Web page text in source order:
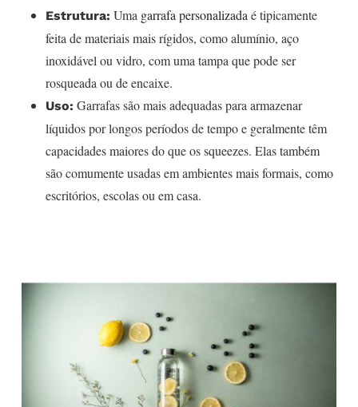
Estrutura: Uma garrafa personalizada é tipicamente
feita de materiais mais rígidos, como alumínio, aço
inoxidável ou vidro, com uma tampa que pode ser
rosqueada ou de encaixe.
Uso: Garrafas são mais adequadas para armazenar
líquidos por longos períodos de tempo e geralmente têm
capacidades maiores do que os squeezes. Elas também
são comumente usadas em ambientes mais formais, como
escritórios, escolas ou em casa.